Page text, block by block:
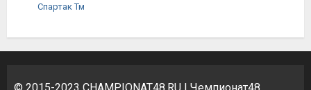
Спартак Тм